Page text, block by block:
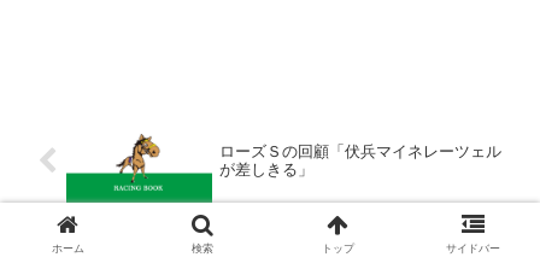
ローズＳの回顧「伏兵マイネレーツェル
が差しきる」
ホーム 検索 トップ サイドバー